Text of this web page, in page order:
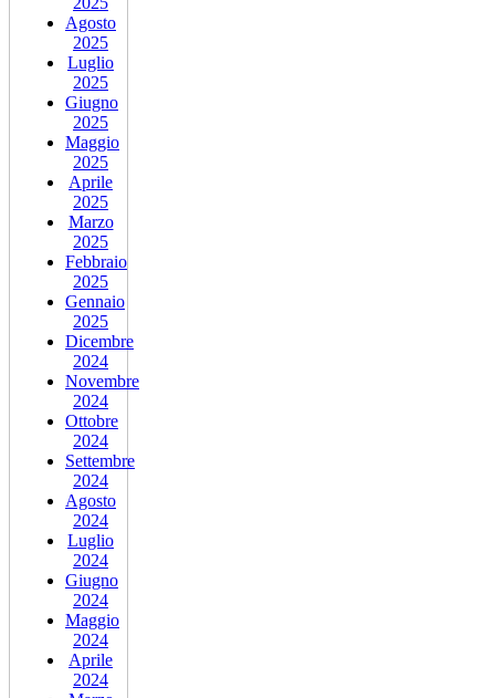
Agosto
2025
Luglio
2025
Giugno
2025
Maggio
2025
Aprile
2025
Marzo
2025
Febbraio
2025
Gennaio
2025
Dicembre
2024
Novembre
2024
Ottobre
2024
Settembre
2024
Agosto
2024
Luglio
2024
Giugno
2024
Maggio
2024
Aprile
2024